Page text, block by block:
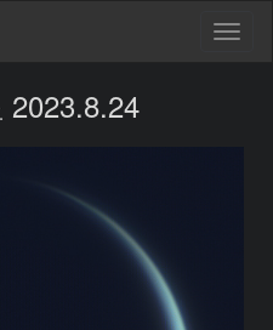
2023.8.24